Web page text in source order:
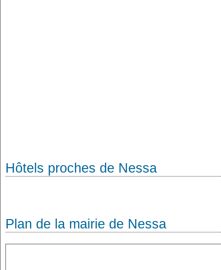
Hôtels proches de Nessa
Plan de la mairie de Nessa